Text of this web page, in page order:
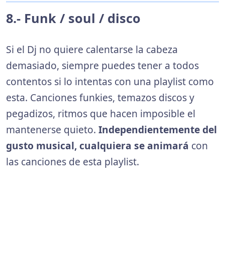
8.- Funk / soul / disco
Si el Dj no quiere calentarse la cabeza
demasiado, siempre puedes tener a todos
contentos si lo intentas con una playlist como
esta. Canciones funkies, temazos discos y
pegadizos, ritmos que hacen imposible el
mantenerse quieto. Independientemente del
gusto musical, cualquiera se animará con
las canciones de esta playlist.